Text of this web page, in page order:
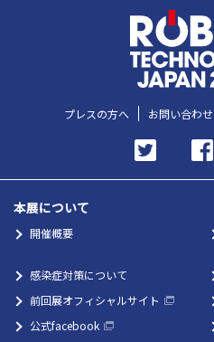
プレスの方へ お問い合わせ
本展について
開催概要
感染症対策について
前回展オフィシャルサイト
公式facebook